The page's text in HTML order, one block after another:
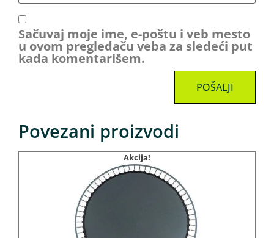
Sačuvaj moje ime, e-poštu i veb mesto
u ovom pregledaču veba za sledeći put
kada komentarišem.
Povezani proizvodi
Akcija!